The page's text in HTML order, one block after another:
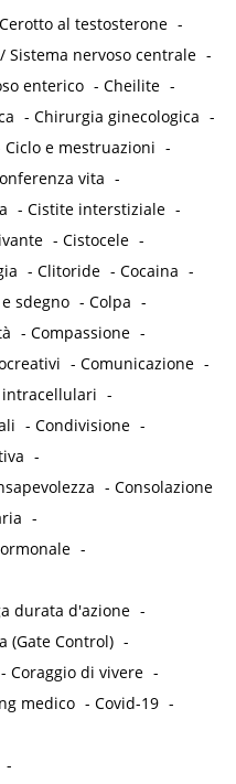
Cerotto al testosterone -
Sistema nervoso centrale -
enterico -Cheilite -
-Chirurgia ginecologica -
Ciclo e mestruazioni -
vita -
-Cistite interstiziale -
-Cistocele -
-Clitoride -Cocaina -
sdegno -Colpa -
-Compassione -
-Comunicazione -
-
-Condivisione -
-
-Consolazione
-
-
durata d'azione -
(Gate Control) -
-Coraggio di vivere -
medico -Covid-19 -
-